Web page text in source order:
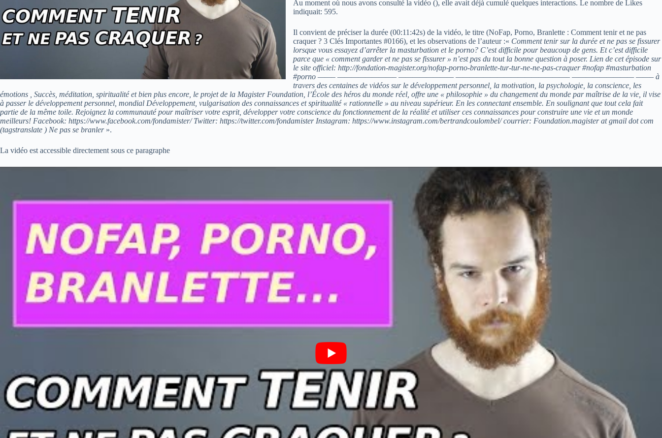
Au moment où nous avons consulté la vidéo (), elle avait déjà cumulé quelques interactions. Le nombre de Likes
indiquait: 595.
Il convient de préciser la durée (00:11:42s) de la vidéo, le titre (NoFap, Porno, Branlette : Comment tenir et ne pas
craquer ? 3 Clés Importantes #0166), et les observations de l’auteur :« Comment tenir sur la durée et ne pas se fissurer
lorsque vous essayez d’arrêter la masturbation et le porno? C’est difficile pour beaucoup de gens. Et c’est difficile
parce que « comment garder et ne pas se fissurer » n’est pas du tout la bonne question à poser. Lien de cet épisode sur
le site officiel: http://fondation-magister.org/nofap-porno-branlette-tur-tur-ne-ne-pas-craquer #nofap #masturbation
#porno ——– ————————– ———————— ————————————————– ————————— ——– à
travers des centaines de vidéos sur le développement personnel, la motivation, la psychologie, la conscience, les
émotions , Succès, méditation, spiritualité et bien plus encore, le projet de la Magister Foundation, l’École des héros du monde réel, offre une « philosophie » du changement du monde par maîtrise de la vie, il vise
à passer le développement personnel, mondial Développement, vulgarisation des connaissances et spiritualité « rationnelle » au niveau supérieur. En les connectant ensemble. En soulignant que tout cela fait
partie de la même toile. Rejoignez la communauté pour maîtriser votre esprit, développer votre conscience du fonctionnement de la réalité et utiliser ces connaissances pour construire une vie et un monde
meilleurs! Facebook: https://www.facebook.com/fondamister/ Twitter: https://twitter.com/fondamister Instagram: https://www.instagram.com/bertrandcoulombel/ courrier: Foundation.magister at gmail dot com
(tagstranslate ) Ne pas se branler ».
La vidéo est accessible directement sous ce paragraphe